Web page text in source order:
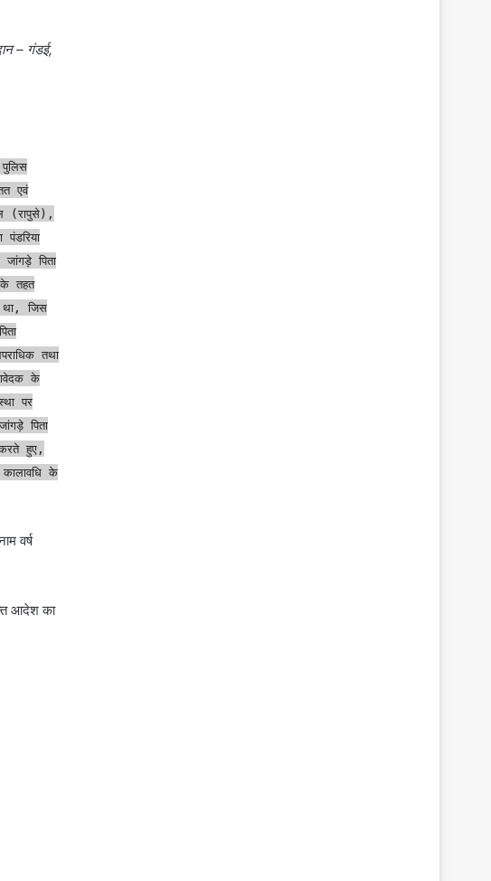
– गंडई,
पुलिस
एवं
(रापुसे),
पिता
के तहत
था, जिस
तथा
के
पर
पिता
हुए,
के
वर्ष
आदेश का